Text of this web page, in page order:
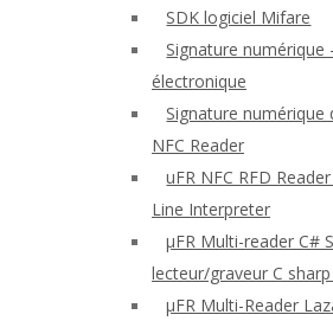
SDK logiciel Mifare
Signature numérique
électronique
Signature numérique
NFC Reader
uFR NFC RFD
Line Interpreter
μFR Multi-reader C#
lecteur/graveur C
μFR Multi-Reader